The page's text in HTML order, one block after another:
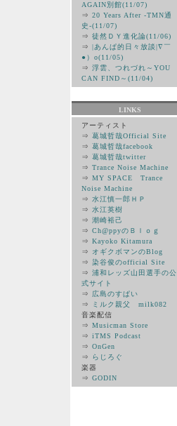
AGAIN別館(11/07)
⇒ 20 Years After -TMN通
史-(11/07)
⇒ 徒然ＤＹ進化論(11/06)
⇒ |あんぱ的日々放談|∇￣
●）ο(11/05)
⇒ 浮雲、つれづれ～YOU
CAN FIND～(11/04)
LINKS
アーティスト
⇒ 葛城哲哉Official Site
⇒ 葛城哲哉facebook
⇒ 葛城哲哉twitter
⇒ Trance Noise Machine
⇒ MY SPACE Trance
Noise Machine
⇒ 水江慎一郎ＨＰ
⇒ 水江英樹
⇒ 潮崎裕己
⇒ Ch@ppyのＢｌｏｇ
⇒ Kayoko Kitamura
⇒ オギクボマンのBlog
⇒ 染谷俊のofficial Site
⇒ 浦和レッズ山田選手の公
式サイト
⇒ 広島のすぱい
⇒
ミルク親父 milk082
音楽配信
⇒ Musicman Store
⇒ iTMS Podcast
⇒ OnGen
⇒ らじろぐ
楽器
⇒ GODIN